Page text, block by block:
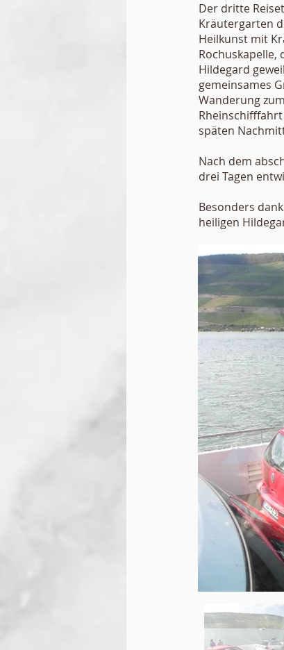
Der dritte
Kräutergarten
Heilkunst mit
Rochuskapelle,
Hildegard
gemeinsames
Wanderung
späten
Nach dem
drei Tagen
Besonders
heiligen